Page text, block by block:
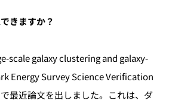
きますか？
scale galaxy clustering and galaxy-
Energy Survey Science Verification
最近論文を出しました。これは、ダ